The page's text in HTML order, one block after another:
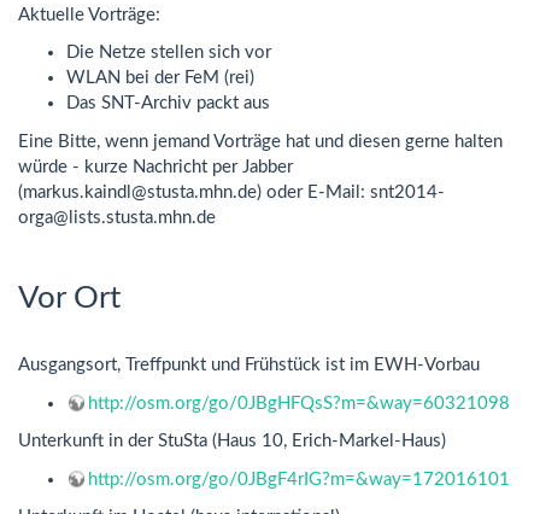
Aktuelle Vorträge:
Die Netze stellen sich vor
WLAN bei der FeM (rei)
Das SNT-Archiv packt aus
Eine Bitte, wenn jemand Vorträge hat und diesen gerne halten
würde - kurze Nachricht per Jabber
(markus.kaindl@stusta.mhn.de) oder E-Mail: snt2014-
orga@lists.stusta.mhn.de
Vor Ort
Ausgangsort, Treffpunkt und Frühstück ist im EWH-Vorbau
http://osm.org/go/0JBgHFQsS?m=&way=60321098
Unterkunft in der StuSta (Haus 10, Erich-Markel-Haus)
http://osm.org/go/0JBgF4rIG?m=&way=172016101